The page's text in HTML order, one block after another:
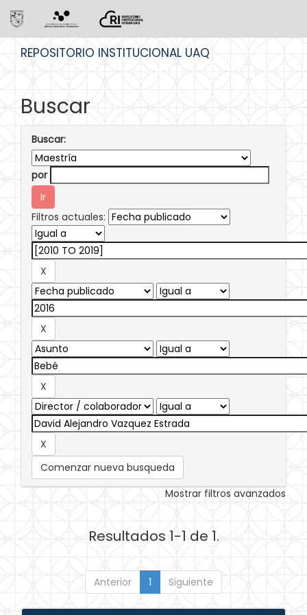
REPOSITORIO INSTITUCIONAL UAQ
Buscar
Buscar:
por
Filtros actuales:
Comenzar nueva busqueda
Mostrar filtros avanzados
Resultados 1-1 de 1.
Anterior 1 Siguiente